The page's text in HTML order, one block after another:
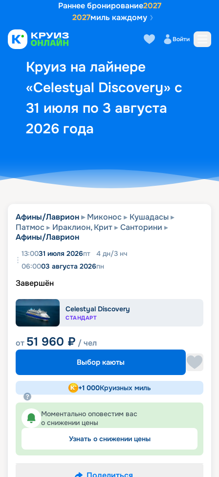
Раннее бронирование2027
2027миль каждому
Войти
Круиз на лайнере
«Celestyal Discovery» с
31 июля по 3 августа
2026 года
Выбор кают Маршрут и
Афины/Лаврион Миконос
Кушадасы
Патмос
Ираклион, Крит
Санторини
Афины/Лаврион
13:0031 июля 2026пт 4 дн/3 нч
06:0003 августа 2026пн
Завершён
Celestyal Discovery
СТАНДАРТ
от 51 960 ₽ / чел
Выбор каюты
+1 000Круизных миль
Моментально оповестим вас
о снижении цены
Узнать о снижении цены